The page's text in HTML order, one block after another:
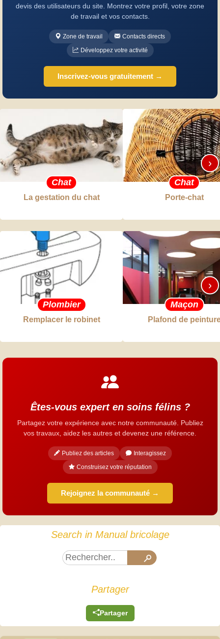
devis des utilisateurs du site. Montrez votre profil, votre zone
de travail et vos contacts.
Zone de travail
Contacts directs
Développez votre activité
Inscrivez-vous gratuitement →
Chat
La gestation du chat
Chat
Porte-chat
›
Plombier
Remplacer le robinet
Maçon
Plafond de
›
Êtes-vous expert en soins félins ?
Partagez votre expérience avec notre communauté. Publiez
vos travaux, aidez les autres et devenez une référence.
Publiez des articles
Interagissez
Construisez votre réputation
Rejoignez la communauté →
Search in Manual bricolage
Partager
Partager